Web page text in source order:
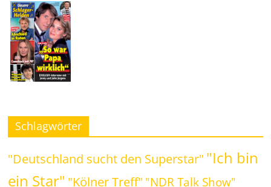
Schlagwörter
"Deutschland sucht den Superstar" "Ich bin
ein Star" "Kölner Treff" "NDR Talk Show"